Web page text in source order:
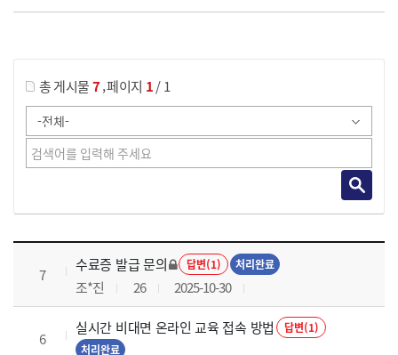
총 게시물7,페이지 1/ 1
국가회계의 활용 과정 목록 으로 번호, 제목, 작성자, 조회수, 등록 일로 나열 되고 있습니다.
7
수료증 발급 문의 답변(1) 처리완료
조*진 26 2025-10-30
6
실시간 비대면 온라인 교육 접속 방법
답변(1)
처리완료